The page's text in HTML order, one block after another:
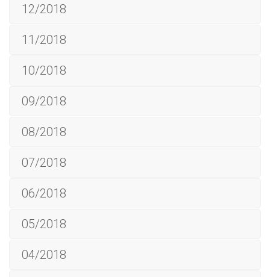
12/2018
11/2018
10/2018
09/2018
08/2018
07/2018
06/2018
05/2018
04/2018